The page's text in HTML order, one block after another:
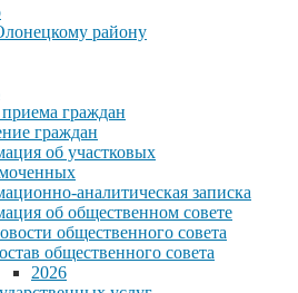
району
граждан
граждан
об участковых
аналитическая записка
об общественном совете
общественного совета
общественного совета
2026